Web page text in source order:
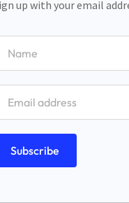
up with your email